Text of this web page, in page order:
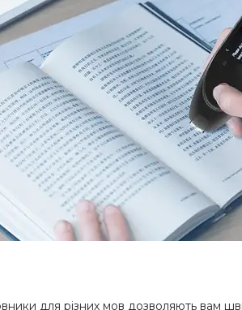
для різних мов дозволяють вам